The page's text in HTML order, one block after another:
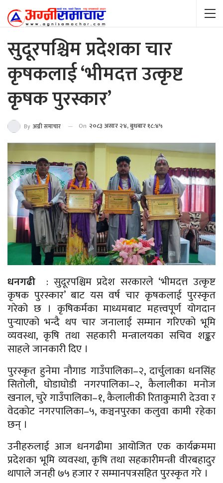
सुदूरपश्चिम प्रदेशका चार
कृषकलाई ‘भीमदत्त उत्कृष्ट
कृषक पुरस्कार’
By अग्नी समाचार On २०८३ असार २४, बुधबार १८:४५
धनगढी : सुदूरपश्चिम प्रदेश सरकारले ‘भीमदत्त उत्कृष्ट
कृषक पुरस्कार’ बाट यस वर्ष चार कृषकलाई पुरस्कृत
गरेको छ । कृषिकर्मका माध्यमबाट महत्त्वपूर्ण योगदान
पुर्‍याएको भन्दै थप चार जनालाई सम्मान गरिएको भूमि
व्यवस्था, कृषि तथा सहकारी मन्त्रालयका सचिव शङ्कर
साहले जानकारी दिए ।
पुरस्कृत हुनेमा नौगाड गाउँपालिका–२, दार्चुलाका धनसिंह
सितोली, घोडाघोडी नगरपालिका–२, कैलालीका मनोज
खनाल, चुरे गाउँपालिका–१, कैलालीकी रिताकुमारी देउवा र
वेदकोट नगरपालिका–५, कञ्चनपुरका कलुवा कामी रहेका
छन् ।
उनीहरुलाई आज धनगढीमा आयोजित एक कार्यक्रममा
प्रदेशका भूमि व्यवस्था, कृषि तथा सहकारीमन्त्री वीरबहादुर
थापाले जनही ७५ हजार र सम्मानपत्रसहित पुरस्कृत गरे ।